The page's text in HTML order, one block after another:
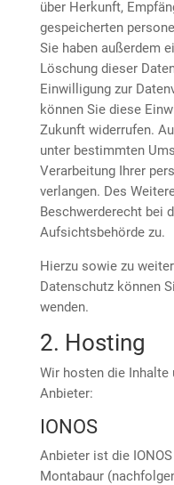
über Herkunft,
gespeicherten
Sie haben außerdem
Löschung dieser
Einwilligung zur
können Sie diese
Zukunft widerrufen.
unter bestimmten
Verarbeitung Ihrer
verlangen. Des
Beschwerderecht bei
Aufsichtsbehörde zu.
Hierzu sowie zu
Datenschutz können
wenden.
2. Hosting
Wir hosten die Inhalte
Anbieter:
IONOS
Anbieter ist die
Montabaur